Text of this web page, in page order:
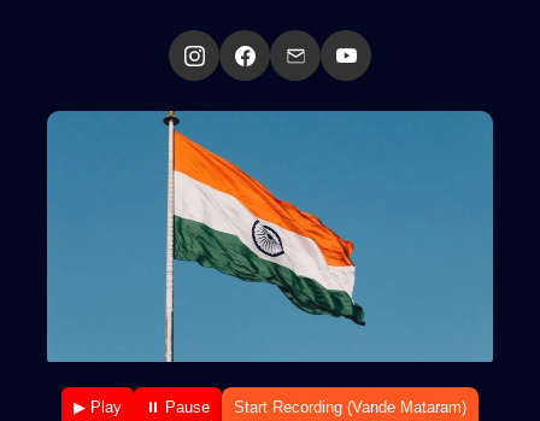
▶ Play ⏸ Pause Start Recording (Vande Mataram)